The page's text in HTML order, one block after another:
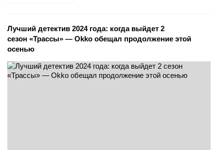
Лучший детектив 2024 года: когда выйдет 2
сезон «Трассы» — Okko обещал продолжение этой
осенью